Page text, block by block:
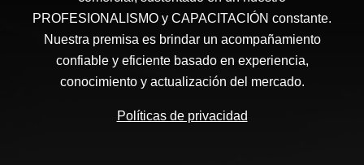
PROFESIONALISMO y CAPACITACIÓN constante.
Nuestra premisa es brindar un acompañamiento
confiable y eficiente basado en experiencia,
conocimiento y actualización del mercado.
Políticas de privacidad